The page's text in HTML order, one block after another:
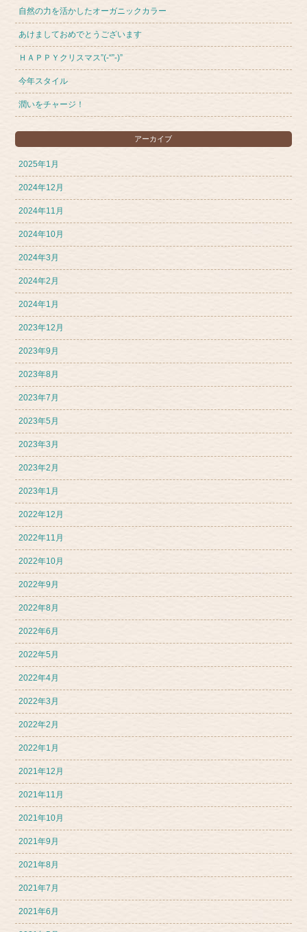
自然の力を活かしたオーガニックカラー
あけましておめでとうございます
ＨＡＰＰＹクリスマス”(-“”-)”
今年スタイル
潤いをチャージ！
アーカイブ
2025年1月
2024年12月
2024年11月
2024年10月
2024年3月
2024年2月
2024年1月
2023年12月
2023年9月
2023年8月
2023年7月
2023年5月
2023年3月
2023年2月
2023年1月
2022年12月
2022年11月
2022年10月
2022年9月
2022年8月
2022年6月
2022年5月
2022年4月
2022年3月
2022年2月
2022年1月
2021年12月
2021年11月
2021年10月
2021年9月
2021年8月
2021年7月
2021年6月